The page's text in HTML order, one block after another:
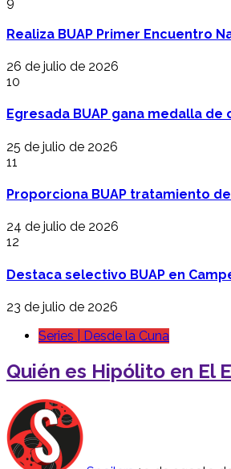
Realiza BUAP Primer Encuentro
26 de julio de 2026
10
Egresada BUAP gana medalla
25 de julio de 2026
11
Proporciona BUAP tratamiento
24 de julio de 2026
12
Destaca selectivo BUAP en
23 de julio de 2026
Series | Desde la Cuna
Quién es Hipólito en El